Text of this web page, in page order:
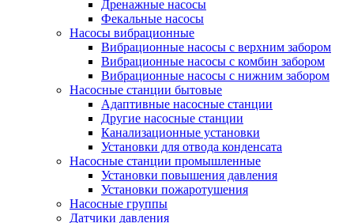
Дренажные насосы
Фекальные насосы
Насосы вибрационные
Вибрационные насосы с верхним забором
Вибрационные насосы с комбин забором
Вибрационные насосы с нижним забором
Насосные станции бытовые
Адаптивные насосные станции
Другие насосные станции
Канализационные установки
Установки для отвода конденсата
Насосные станции промышленные
Установки повышения давления
Установки пожаротушения
Насосные группы
Датчики давления